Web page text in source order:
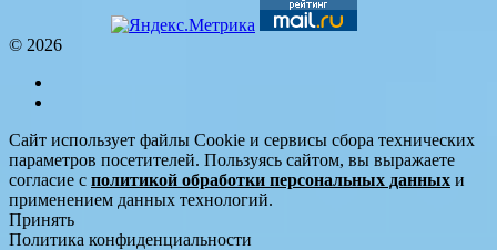
© 2026
Сайт использует файлы Cookie и сервисы сбора технических
параметров посетителей. Пользуясь сайтом, вы выражаете
согласие с политикой обработки персональных данных и
применением данных технологий.
Принять
Политика конфиденциальности